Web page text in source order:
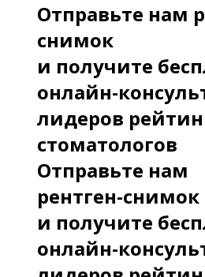
Отправьте нам
снимок
и получите
онлайн-
лидеров
стоматологов
Отправьте нам
рентген-снимок
и получите
онлайн-